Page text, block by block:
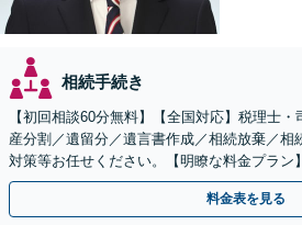
相続手続き
【初回相談60分無料】【全国対応】税理士
産分割／遺留分／遺言書作成／相続放棄／相
対策等お任せください。【明瞭な料金プラン
話相談可】
料金表を見る